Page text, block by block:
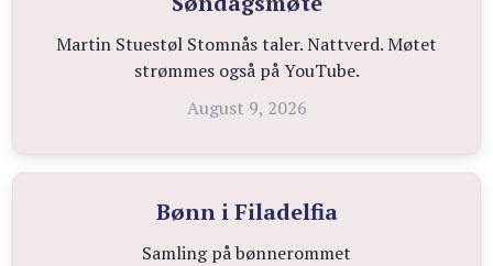
Martin Stuestøl Stomnås taler. Nattverd. Møtet
strømmes også på YouTube.
August 9, 2026
Bønn i Filadelfia
Samling på bønnerommet